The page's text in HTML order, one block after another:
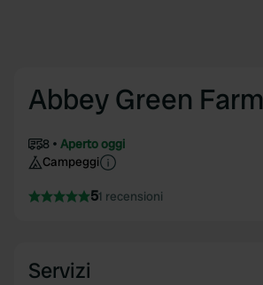
Abbey Green Farm
8
Aperto oggi
Campeggi
51 recensioni
Servizi